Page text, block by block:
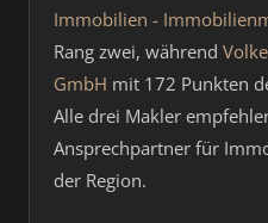
Immobilien -
Rang zwei, während
GmbH mit 172 Punkten
Alle drei Makler
Ansprechpartner für
der Region.